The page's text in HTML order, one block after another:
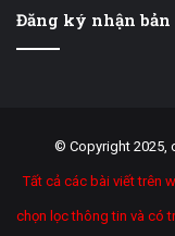
Đăng ký nhận
© Copyright 2025,
Tất cả các bài viết trên
chọn lọc thông tin và có